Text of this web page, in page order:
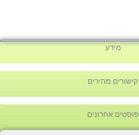
מידע
קישורים מהירים
פוסטים אחרונים